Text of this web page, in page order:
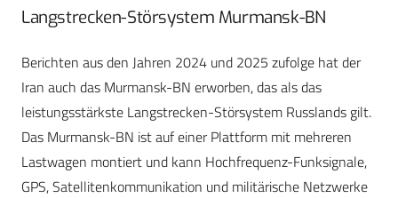
Langstrecken-Störsystem Murmansk-BN
Berichten aus den Jahren 2024 und 2025 zufolge hat der
Iran auch das Murmansk-BN erworben, das als das
leistungsstärkste Langstrecken-Störsystem Russlands gilt.
Das Murmansk-BN ist auf einer Plattform mit mehreren
Lastwagen montiert und kann Hochfrequenz-Funksignale,
GPS, Satellitenkommunikation und militärische Netzwerke